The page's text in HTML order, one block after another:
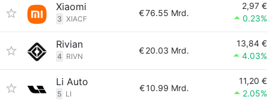
Xiaomi
3 XIACF
€76.55 Mrd.
2,97 €
0.23%
Rivian
4 RIVN
€20.03 Mrd.
13,84 €
4.03%
Li Auto
5 LI
€10.99 Mrd.
11,20 €
2.05%